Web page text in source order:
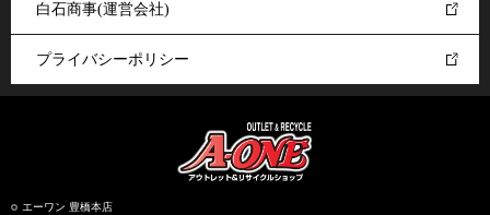
白石商事(運営会社)
プライバシーポリシー
エーワン 豊橋本店